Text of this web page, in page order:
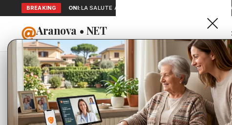
BREAKING
SEGNALAZIONI:LA SALUTE A PORTATA DI MANO: TELEMEDICINA E A…
Aranova • NET
PORTALE UTILE AL TERRITORIO
Home
Cronaca
Viabilità
Cronaca La Ruota
CRONACA
La Ruota